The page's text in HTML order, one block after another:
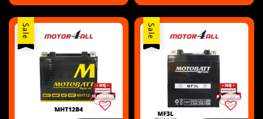
price
price
price
Sale Sale